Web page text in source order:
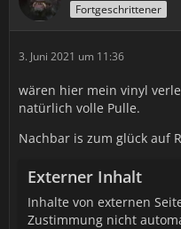
Fortgeschrittener
3. Juni 2021 um 11:36
wären hier mein vinyl
natürlich volle Pulle.
Nachbar is zum glück auf
Externer Inhalt
Inhalte von externen
Zustimmung nicht